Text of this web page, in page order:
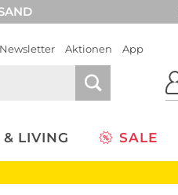
Newsletter Aktionen App
LIVING SALE